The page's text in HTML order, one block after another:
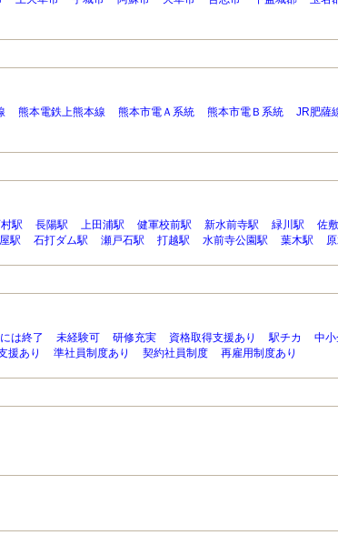
熊本電鉄上熊本線 熊本市電Ａ系統 熊本市電Ｂ系統
JR肥薩
駅 長陽駅 上田浦駅 健軍校前駅 新水前寺駅 緑川駅 佐
駅 石打ダム駅 瀬戸石駅 打越駅 水前寺公園駅 葉木駅
は終了 未経験可 研修充実 資格取得支援あり 駅チカ 中小
援あり 準社員制度あり 契約社員制度 再雇用制度あり